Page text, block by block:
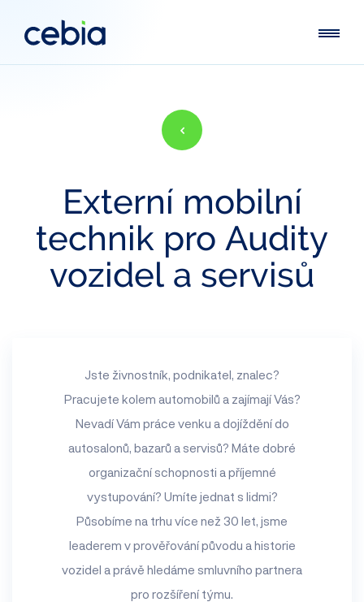
Externí mobilní
technik pro Audity
vozidel a servisů
Jste živnostník, podnikatel, znalec?
Pracujete kolem automobilů a zajímají Vás?
Nevadí Vám práce venku a dojíždění do
autosalonů, bazarů a servisů? Máte dobré
organizační schopnosti a příjemné
vystupování? Umíte jednat s lidmi?
Působíme na trhu více než 30 let, jsme
leaderem v prověřování původu a historie
vozidel a právě hledáme smluvního partnera
pro rozšíření týmu.